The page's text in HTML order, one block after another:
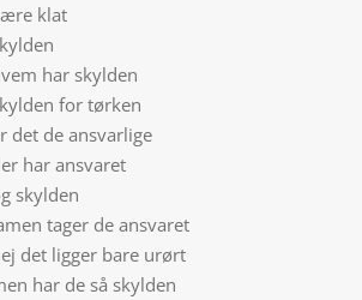
klat
har skylden
for tørken
det de ansvarlige
har ansvaret
skylden
tager de ansvaret
det ligger bare urørt
har de så skylden